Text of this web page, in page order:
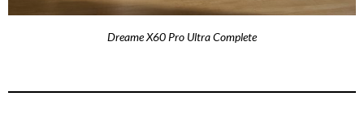
Dreame X60 Pro Ultra Complete